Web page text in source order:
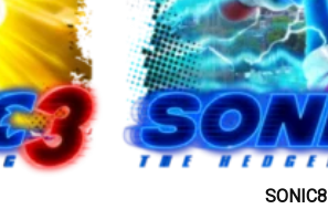
SONIC8